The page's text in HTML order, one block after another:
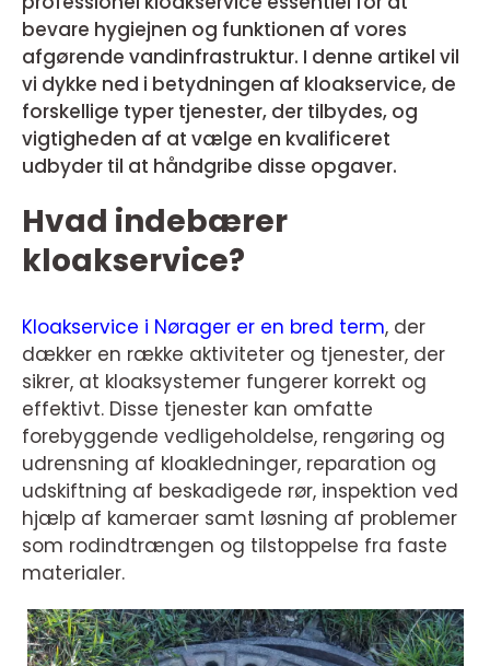
bevare hygiejnen og funktionen af vores
afgørende vandinfrastruktur. I denne artikel vil
vi dykke ned i betydningen af kloakservice, de
forskellige typer tjenester, der tilbydes, og
vigtigheden af at vælge en kvalificeret
udbyder til at håndgribe disse opgaver.
Hvad indebærer
kloakservice?
Kloakservice i Nørager er en bred term, der
dækker en række aktiviteter og tjenester, der
sikrer, at kloaksystemer fungerer korrekt og
effektivt. Disse tjenester kan omfatte
forebyggende vedligeholdelse, rengøring og
udrensning af kloakledninger, reparation og
udskiftning af beskadigede rør, inspektion ved
hjælp af kameraer samt løsning af problemer
som rodindtrængen og tilstoppelse fra faste
materialer.